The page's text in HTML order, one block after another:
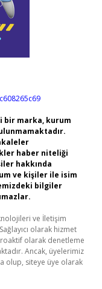
bir marka, kurum
haber niteliği
hakkında
ve kişiler ile isim
bilgiler
ve İletişim
olarak hizmet
olarak denetleme
Ancak, üyelerimiz
olup, siteye üye olarak